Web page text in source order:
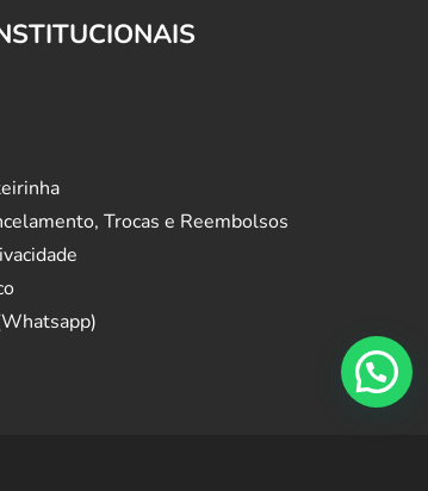
Trocas e Reembolsos